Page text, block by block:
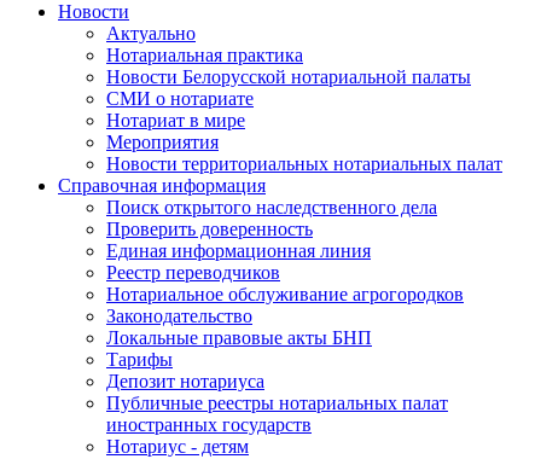
Новости
Актуально
Нотариальная практика
Новости Белорусской нотариальной палаты
СМИ о нотариате
Нотариат в мире
Мероприятия
Новости территориальных нотариальных палат
Справочная информация
Поиск открытого наследственного дела
Проверить доверенность
Единая информационная линия
Реестр переводчиков
Нотариальное обслуживание агрогородков
Законодательство
Локальные правовые акты БНП
Тарифы
Депозит нотариуса
Публичные реестры нотариальных палат
иностранных государств
Нотариус - детям